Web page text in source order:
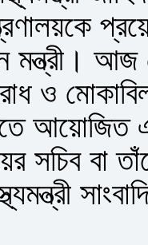
মন্ত্রী। আজ
ও
দিতে
সচিব বা